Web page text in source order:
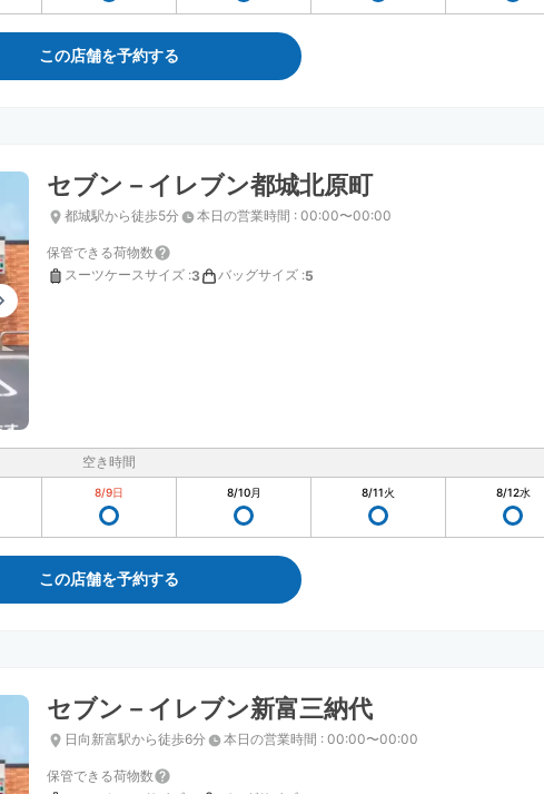
この店舗を予約する
セブン－イレブン都城北原町
都城駅から徒歩5分 本日の営業時間 : 00:00〜00:00
保管できる荷物数
スーツケースサイズ :3 バッグサイズ :5
空き時間
8/9日 8/10月 8/11火 8/12水
この店舗を予約する
セブン－イレブン新富三納代
日向新富駅から徒歩6分 本日の営業時間 : 00:00〜00:00
保管できる荷物数